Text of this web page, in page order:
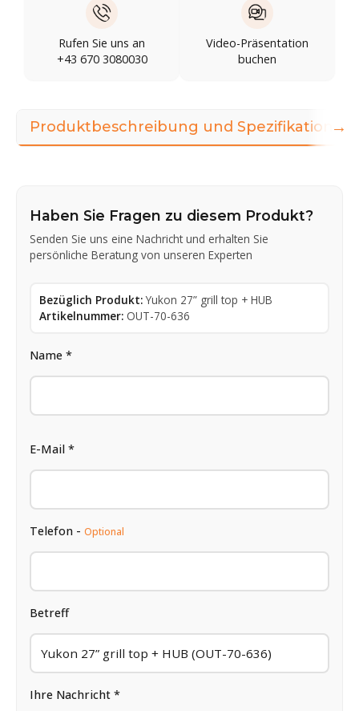
Rufen Sie uns an
+43 670 3080030
Video-Präsentation
buchen
Produktbeschreibung und Spezifikationen
Haben Sie Fragen zu diesem Produkt?
Senden Sie uns eine Nachricht und erhalten Sie
persönliche Beratung von unseren Experten
Bezüglich Produkt: Yukon 27” grill top + HUB
Artikelnummer: OUT-70-636
Name *
E-Mail *
Telefon - Optional
Betreff
Ihre Nachricht *
→